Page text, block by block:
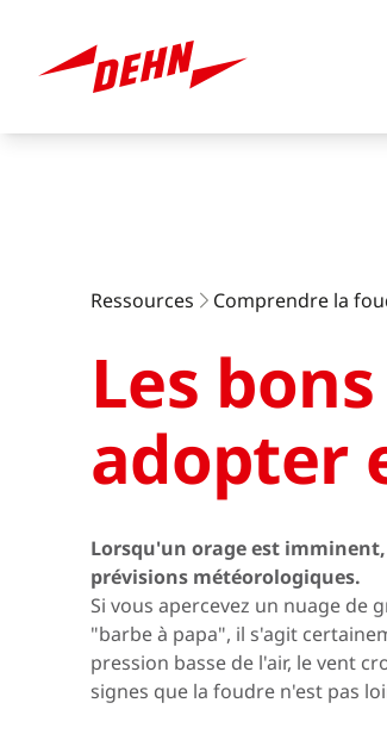
Europe
America
Asia & Oceania
Africa & Middle East
Ressources Comprendre la
Les
adopter
Lorsqu'un orage est
prévisions météorologiques.
Si vous apercevez un nuage de
"barbe à papa", il s'agit
pression basse de l'air, le vent
signes que la foudre n'est pas